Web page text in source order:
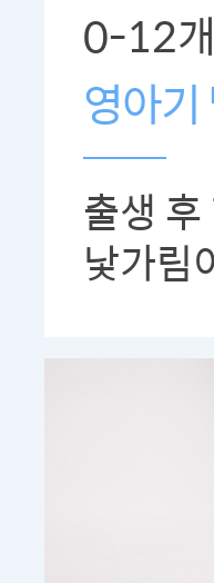
0-12
영아
출생
낯가림